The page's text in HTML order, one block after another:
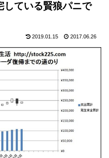
している賢狼パニで
2019.01.15 2017.06.26